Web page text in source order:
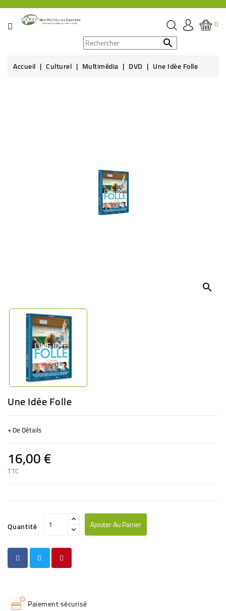
CATÉGORIE
ÉPICERIE
0

Accueil Culturel Multimédia DVD Une Idée Folle
search
Une Idée Folle
+ De Détails
16,00 €
TTC
Quantité Ajouter Au Panier
Paiement sécurisé